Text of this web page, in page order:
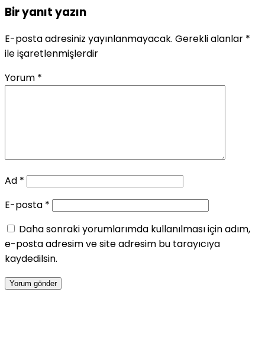
Bir yanıt yazın
E-posta adresiniz yayınlanmayacak. Gerekli alanlar *
ile işaretlenmişlerdir
Yorum *
Ad *
E-posta *
Daha sonraki yorumlarımda kullanılması için adım,
e-posta adresim ve site adresim bu tarayıcıya
kaydedilsin.